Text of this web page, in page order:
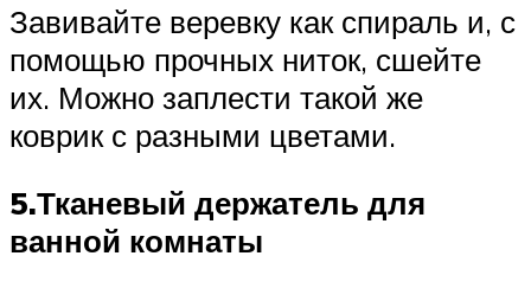
Завивайте веревку как спираль и, с
помощью прочных ниток, сшейте
их. Можно заплести такой же
коврик с разными цветами.
5.Тканевый держатель для
ванной комнаты